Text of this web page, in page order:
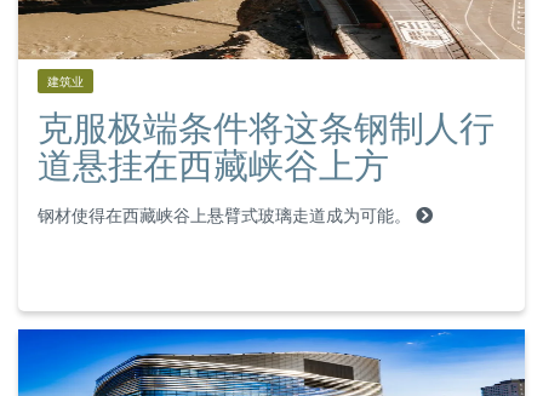
建筑业
克服极端条件将这条钢制人行
道悬挂在西藏峡谷上方
钢材使得在西藏峡谷上悬臂式玻璃走道成为可能。